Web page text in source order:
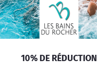
10% DE RÉDUCTION